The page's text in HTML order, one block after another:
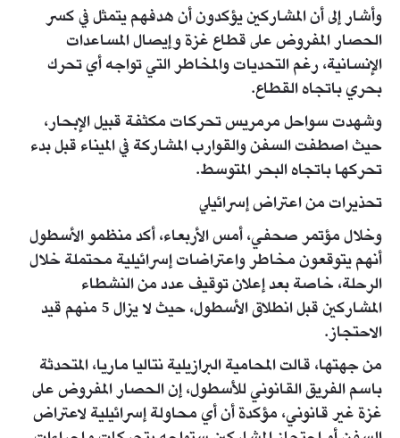
وأشار إلى أن المشاركين يؤكدون أن هدفهم يتمثل في كسر
الحصار المفروض على قطاع غزة وإيصال المساعدات
الإنسانية، رغم التحديات والمخاطر التي تواجه أي تحرك
بحري باتجاه القطاع.
وشهدت سواحل مرمريس تحركات مكثفة قبيل الإبحار،
حيث اصطفت السفن والقوارب المشاركة في الميناء قبل بدء
تحركها باتجاه البحر المتوسط.
تحذيرات من اعتراض إسرائيلي
وخلال مؤتمر صحفي، أمس الأربعاء، أكد منظمو الأسطول
أنهم يتوقعون مخاطر واعتراضات إسرائيلية محتملة خلال
الرحلة، خاصة بعد إعلان توقيف عدد من النشطاء
المشاركين قبل انطلاق الأسطول، حيث لا يزال 5 منهم قيد
الاحتجاز.
من جهتها، قالت المحامية البرازيلية نتاليا ماريا، المتحدثة
باسم الفريق القانوني للأسطول، إن الحصار المفروض على
غزة غير قانوني، مؤكدة أن أي محاولة إسرائيلية لاعتراض